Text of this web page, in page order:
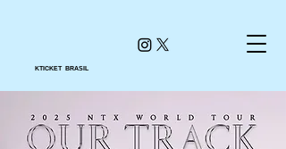
KTICKET BRASIL